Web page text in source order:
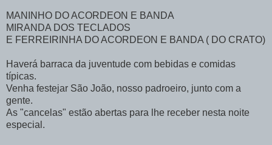
MANINHO DO ACORDEON E BANDA
MIRANDA DOS TECLADOS
E FERREIRINHA DO ACORDEON E BANDA ( DO CRATO)
Haverá barraca da juventude com bebidas e comidas
típicas.
Venha festejar São João, nosso padroeiro, junto com a
gente.
As "cancelas" estão abertas para lhe receber nesta noite
especial.